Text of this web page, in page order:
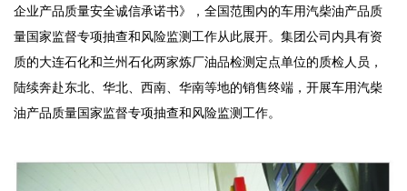
企业产品质量安全诚信承诺书》，全国范围内的车用汽柴油产品质
量国家监督专项抽查和风险监测工作从此展开。集团公司内具有资
质的大连石化和兰州石化两家炼厂油品检测定点单位的质检人员，
陆续奔赴东北、华北、西南、华南等地的销售终端，开展车用汽柴
油产品质量国家监督专项抽查和风险监测工作。